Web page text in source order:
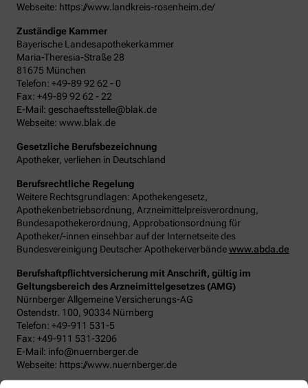
Webseite: https://www.landkreis-rosenheim.de/
Zuständige Kammer
Bayerische Landesapothekerkammer
Maria-Theresia-Straße 28
81675 München
Telefon: +49-89 92 62 - 0
Fax: +49-89 92 62 - 22
E-Mail: geschaeftsstelle@blak.de
Webseite: www.blak.de
Gesetzliche Berufsbezeichnung
Apotheker, verliehen in Deutschland
Berufsrechtliche Regelung
Weitere Rechtsgrundlagen: Apothekengesetz,
Apothekenbetriebsordnung, Arzneimittelpreisverordnung,
Bundesapothekerordnung, Approbationsordnung für
Apotheker/-innen einsehbar auf der Internetseite des
Bundesvereinigung Deutscher Apothekerverbändewww.abda.de
Berufshaftpflichtversicherung mit Anschrift, gültig im
Geltungsbereich des Arzneimittelgesetzes (AMG)
Nürnberger Allgemeine Versicherungs-AG
Ostendstr. 100, 90334 Nürnberg
Telefon: +49-911 531-5
Fax: +49-911 531-3206
E-Mail: info@nuernberger.de
Webseite: https://www.nuernberger.de